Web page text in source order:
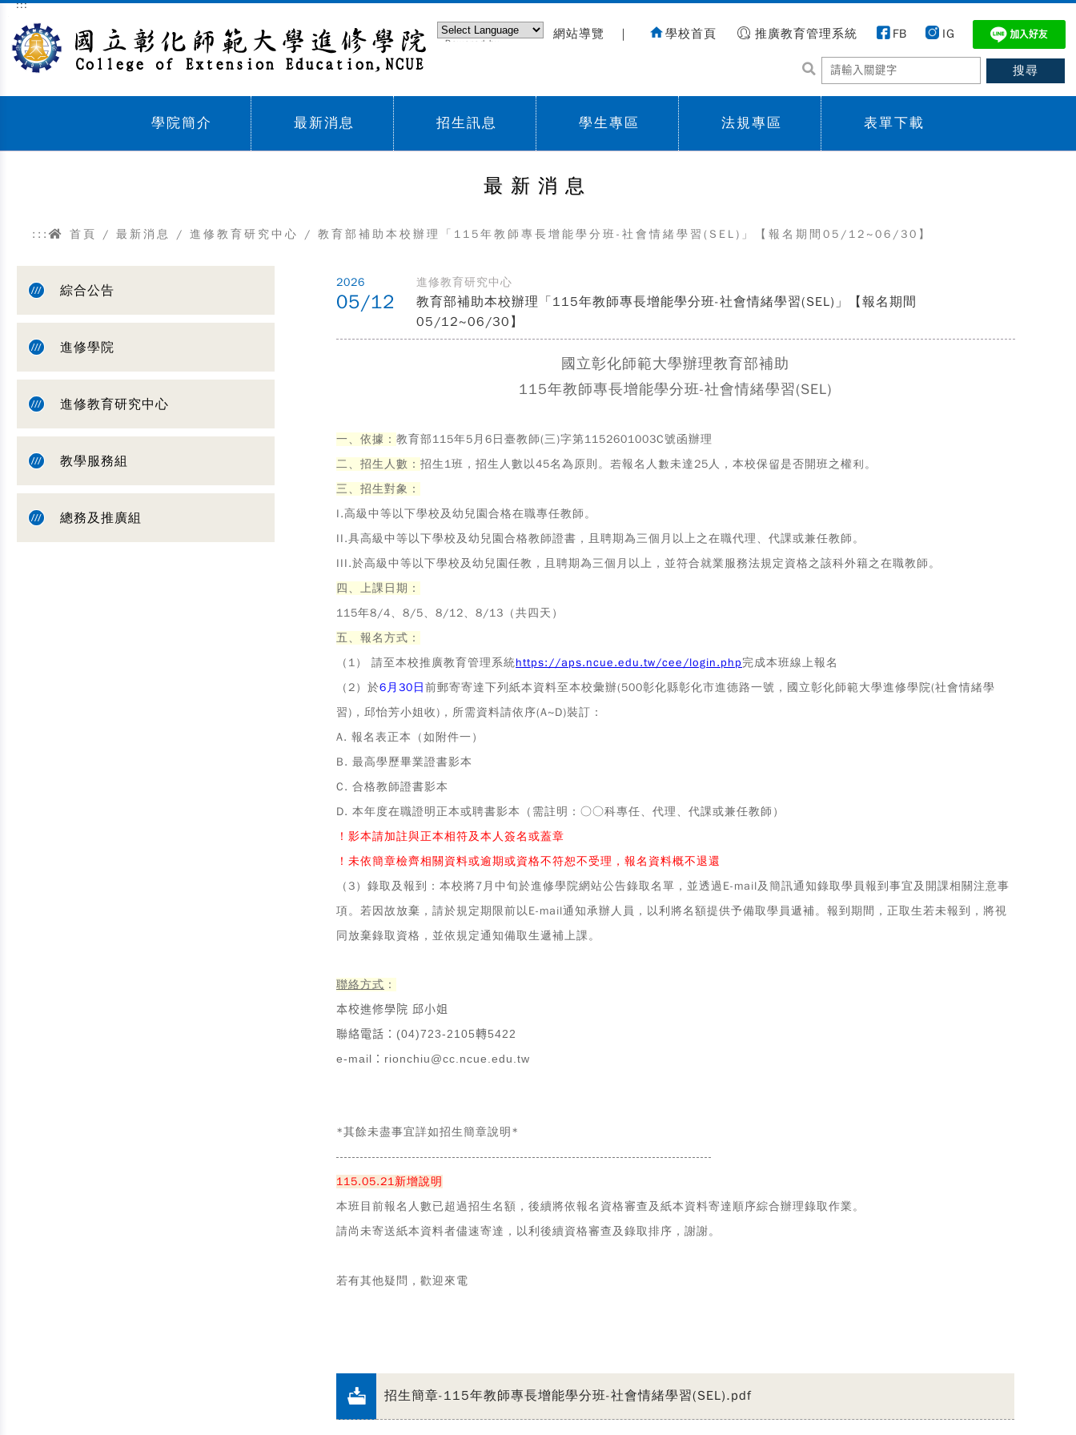
跳到主要內容區塊
:::
Powered by
網站導覽 ｜ 學校首頁 推廣教育管理系統 FB IG
學院簡介 最新消息 招生訊息 學生專區 法規專區 表單下載
最新消息
::: 首頁 / 最新消息 / 進修教育研究中心 / 教育部補助本校辦理「115年教師專長增能學分班-社會情緒學習(SEL)」【報名期間05/12~06/30】
綜合公告
進修學院
進修教育研究中心
教學服務組
總務及推廣組
2026
05/12
進修教育研究中心
教育部補助本校辦理「115年教師專長增能學分班-社會情緒學習(SEL)」【報名期間
05/12~06/30】
國立彰化師範大學辦理教育部補助
115年教師專長增能學分班-社會情緒學習(SEL)
一、依據： 教育部115年5月6日臺教師(三)字第1152601003C號函辦理
二、招生人數： 招生1班，招生人數以45名為原則。若報名人數未達25人，本校保留是否開班之權利。
三、招生對象：
I.高級中等以下學校及幼兒園合格在職專任教師。
II.具高級中等以下學校及幼兒園合格教師證書，且聘期為三個月以上之在職代理、代課或兼任教師。
III.於高級中等以下學校及幼兒園任教，且聘期為三個月以上，並符合就業服務法規定資格之該科外籍之在職教師。
四、上課日期：
115年8/4、8/5、8/12、8/13（共四天）
五、報名方式：
（1） 請至本校推廣教育管理系統https://aps.ncue.edu.tw/cee/login.php完成本班線上報名
（2）於6月30日前郵寄寄達下列紙本資料至本校彙辦(500彰化縣彰化市進德路一號，國立彰化師範大學進修學院(社會情緒學
習)，邱怡芳小姐收)，所需資料請依序(A~D)裝訂：
A. 報名表正本（如附件一）
B. 最高學歷畢業證書影本
C. 合格教師證書影本
D. 本年度在職證明正本或聘書影本（需註明：○○科專任、代理、代課或兼任教師）
！影本請加註與正本相符及本人簽名或蓋章
！未依簡章檢齊相關資料或逾期或資格不符恕不受理，報名資料概不退還
（3）錄取及報到：本校將7月中旬於進修學院網站公告錄取名單，並透過E-mail及簡訊通知錄取學員報到事宜及開課相關注意事
項。若因故放棄，請於規定期限前以E-mail通知承辦人員，以利將名額提供予備取學員遞補。報到期間，正取生若未報到，將視
同放棄錄取資格，並依規定通知備取生遞補上課。
聯絡方式 ：
本校進修學院 邱小姐
聯絡電話：(04)723-2105轉5422
e-mail：rionchiu@cc.ncue.edu.tw
*其餘未盡事宜詳如招生簡章說明 *
----------------------------------------------------------------------------------------------
115.05.21新增說明
本班目前報名人數已超過招生名額，後續將依報名資格審查及紙本資料寄達順序綜合辦理錄取作業。
請尚未寄送紙本資料者儘速寄達，以利後續資格審查及錄取排序，謝謝。
若有其他疑問，歡迎來電
招生簡章-115年教師專長增能學分班-社會情緒學習(SEL).pdf